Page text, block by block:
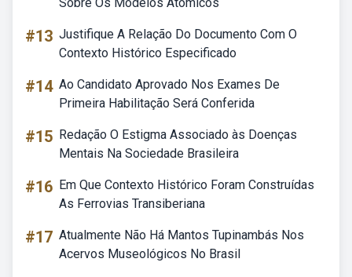
#13 Justifique A Relação Do Documento Com O
Contexto Histórico Especificado
#14 Ao Candidato Aprovado Nos Exames De
Primeira Habilitação Será Conferida
#15 Redação O Estigma Associado às Doenças
Mentais Na Sociedade Brasileira
#16 Em Que Contexto Histórico Foram Construídas
As Ferrovias Transiberiana
#17 Atualmente Não Há Mantos Tupinambás Nos
Acervos Museológicos No Brasil